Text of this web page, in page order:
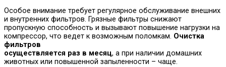
Особое внимание требует регулярное обслуживание внешних
и внутренних фильтров. Грязные фильтры снижают
пропускную способность и вызывают повышение нагрузки на
компрессор, что ведет к возможным поломкам. Очистка
фильтров
осуществляется раз в месяц, а при наличии домашних
животных или повышенной запыленности – чаще.